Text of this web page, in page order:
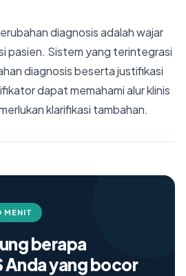
diagnosis adalah wajar
pasien. Sistem yang terintegrasi
diagnosis beserta justifikasi
dapat memahami alur klinis
klarifikasi tambahan.
MENIT
berapa
Anda yang bocor